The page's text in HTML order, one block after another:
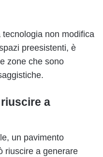
non modifica
preesistenti, è
zone che sono
a
un pavimento
riuscire a generare